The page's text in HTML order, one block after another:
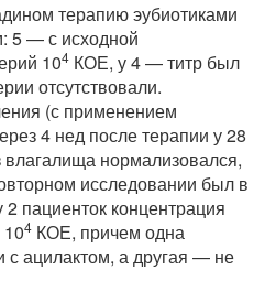
терапию эубиотиками
5 — с исходной
104 КОЕ, у 4 — титр был
отсутствовали.
(с применением
4 нед после терапии у 28
нормализовался,
исследовании был в
пациенток концентрация
4 КОЕ, причем одна
с ацилактом, а другая — не